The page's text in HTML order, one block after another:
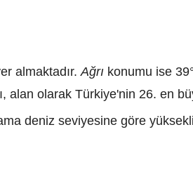
almaktadır.Ağrı konumu ise
alan olarak Türkiye'nin 26. en
deniz seviyesine göre